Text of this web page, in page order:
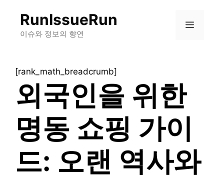
RunIssueRun
이슈와 정보의 향연
메
[rank_math_breadcrumb]
외국인을 위한
명동 쇼핑 가이
드: 오랜 역사와